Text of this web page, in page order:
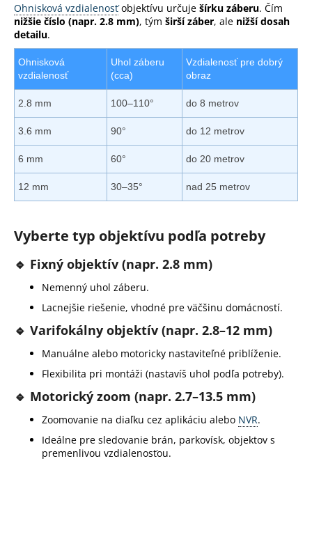
Ohnisková vzdialenosťobjektívu určuje šírku záberu. Čím
nižšie číslo (napr. 2.8 mm), tým širší záber, ale nižší dosah
detailu.
Ohnisková
vzdialenosť
Uhol záberu
(cca)
Vzdialenosť pre dobrý
obraz
2.8 mm 100–110° do 8 metrov
3.6 mm 90° do 12 metrov
6 mm 60° do 20 metrov
12 mm 30–35° nad 25 metrov
Vyberte typ objektívu podľa potreby
🔹 Fixný objektív (napr. 2.8 mm)
Nemenný uhol záberu.
Lacnejšie riešenie, vhodné pre väčšinu domácností.
🔹 Varifokálny objektív (napr. 2.8–12 mm)
Manuálne alebo motoricky nastaviteľné priblíženie.
Flexibilita pri montáži (nastavíš uhol podľa potreby).
🔹 Motorický zoom (napr. 2.7–13.5 mm)
Zoomovanie na diaľku cez aplikáciu alebo NVR.
Ideálne pre sledovanie brán, parkovísk, objektov s
premenlivou vzdialenosťou.